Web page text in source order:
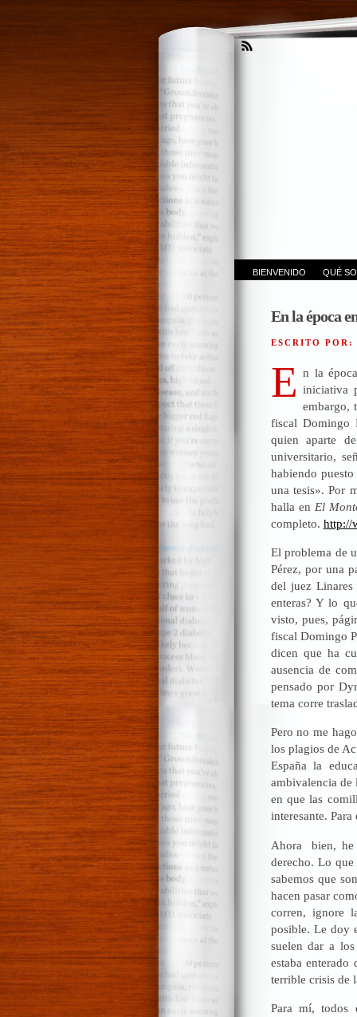
BIENVENIDO QUÉ
En la época
ESCRITO POR:
E n la
iniciativa
embargo,
fiscal Domingo
quien aparte
universitario,
habiendo
una tesis». Por
halla en El
completo. http://
El problema de
Pérez, por una
del juez Linares
enteras? Y lo
visto, pues,
fiscal Domingo
dicen que ha
ausencia de
pensado por
tema corre
Pero no me
los plagios de
España la
ambivalencia de
en que las
interesante.
Ahora bien, he
derecho. Lo
sabemos que
hacen pasar
corren, ignore
posible. Le doy
suelen dar a
estaba
terrible crisis de
Para mí, todos